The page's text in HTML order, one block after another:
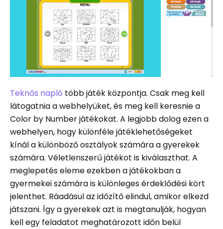
Teknős napló több játék központja. Csak meg kell
látogatnia a webhelyüket, és meg kell keresnie a
Color by Number játékokat. A legjobb dolog ezen a
webhelyen, hogy különféle játéklehetőségeket
kínál a különböző osztályok számára a gyerekek
számára. Véletlenszerű játékot is kiválaszthat. A
meglepetés eleme ezekben a játékokban a
gyermekei számára is különleges érdeklődési kört
jelenthet. Ráadásul az időzítő elindul, amikor elkezd
játszani. Így a gyerekek azt is megtanulják, hogyan
kell egy feladatot meghatározott időn belül